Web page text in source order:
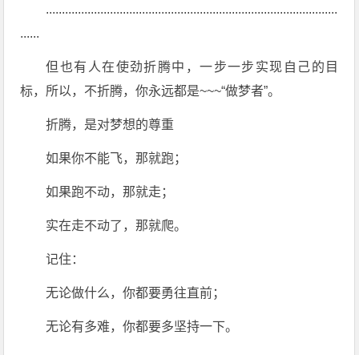
...........................................................................................
......
但也有人在使劲折腾中，一步一步实现自己的目
标，所以，不折腾，你永远都是~~~“做梦者”。
折腾，是对梦想的尊重
如果你不能飞，那就跑；
如果跑不动，那就走；
实在走不动了，那就爬。
记住：
无论做什么，你都要勇往直前；
无论有多难，你都要多坚持一下。